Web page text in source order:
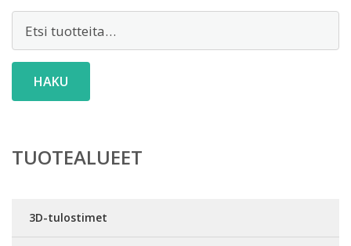
HAKU
TUOTEALUEET
3D-tulostimet